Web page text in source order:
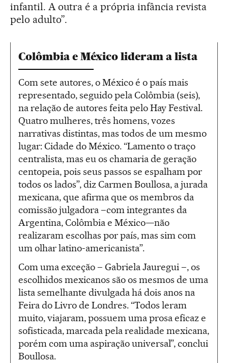
infantil. A outra é a própria infância revista
pelo adulto”.
Colômbia e México lideram a lista
Com sete autores, o México é o país mais
representado, seguido pela Colômbia (seis),
na relação de autores feita pelo Hay Festival.
Quatro mulheres, três homens, vozes
narrativas distintas, mas todos de um mesmo
lugar: Cidade do México. “Lamento o traço
centralista, mas eu os chamaria de geração
centopeia, pois seus passos se espalham por
todos os lados”, diz Carmen Boullosa, a jurada
mexicana, que afirma que os membros da
comissão julgadora –com integrantes da
Argentina, Colômbia e México—não
realizaram escolhas por país, mas sim com
um olhar latino-americanista”.
Com uma exceção – Gabriela Jauregui –, os
escolhidos mexicanos são os mesmos de uma
lista semelhante divulgada há dois anos na
Feira do Livro de Londres. “Todos leram
muito, viajaram, possuem uma prosa eficaz e
sofisticada, marcada pela realidade mexicana,
porém com uma aspiração universal”, conclui
Boullosa.